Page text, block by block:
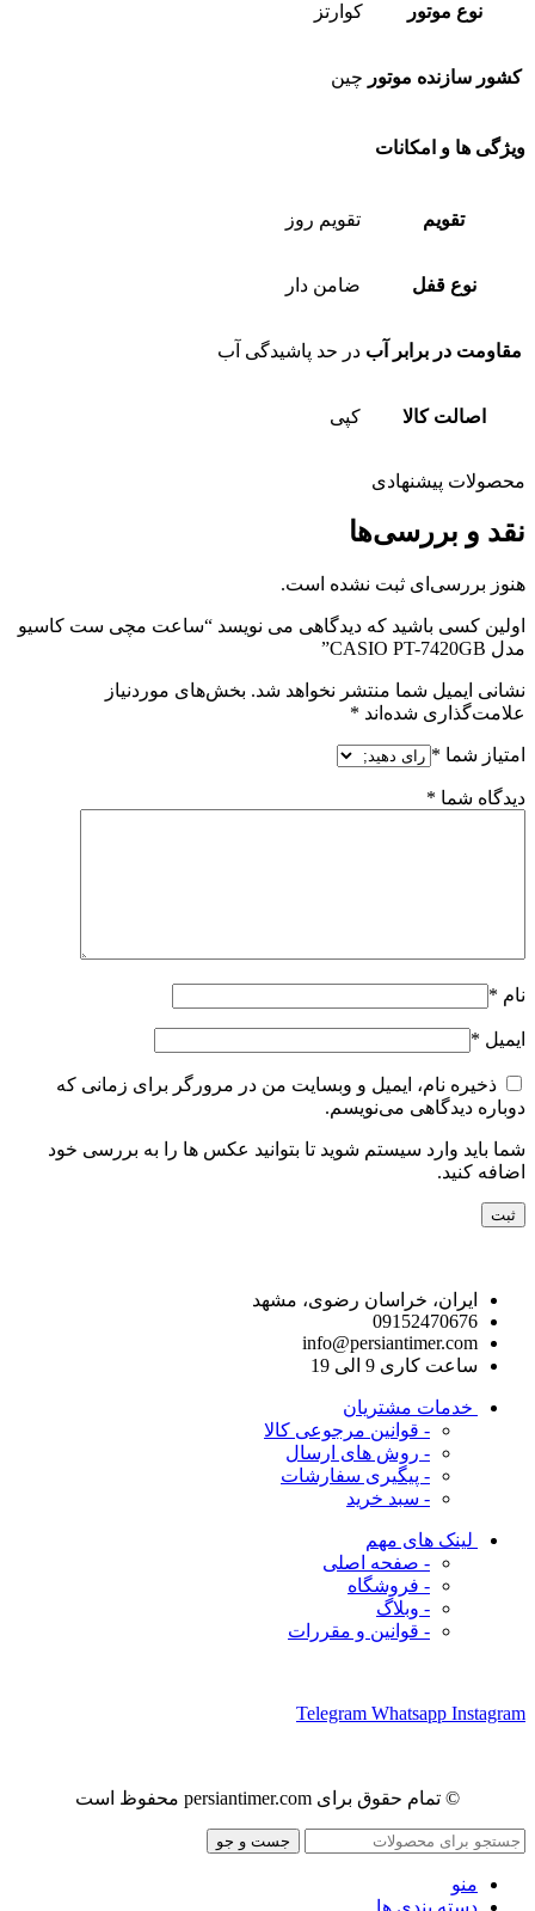
نوع موتور کوارتز
کشور سازنده موتور چین
ویژگی ها و امکانات
تقویم تقویم روز
نوع قفل ضامن دار
مقاومت در برابر آب در حد پاشیدگی آب
اصالت کالا کپی
محصولات پیشنهادی
نقد و بررسی‌ها
هنوز بررسی‌ای ثبت نشده است.
اولین کسی باشید که دیدگاهی می نویسد “ساعت مچی ست کاسیو
مدل CASIO PT-7420GB”
نشانی ایمیل شما منتشر نخواهد شد. بخش‌های موردنیاز
علامت‌گذاری شده‌اند *
امتیاز شما *
دیدگاه شما *
نام *
ایمیل *
ذخیره نام، ایمیل و وبسایت من در مرورگر برای زمانی که
دوباره دیدگاهی می‌نویسم.
شما باید وارد سیستم شوید تا بتوانید عکس ها را به بررسی خود
اضافه کنید.
ایران، خراسان رضوی، مشهد
09152470676
info@persiantimer.com
ساعت کاری 9 الی 19
خدمات مشتریان
- قوانین مرجوعی کالا
- روش های ارسال
- پیگیری سفارشات
- سبد خرید
لینک های مهم
- صفحه اصلی
- فروشگاه
- وبلاگ
- قوانین و مقررات
Telegram Whatsapp Instagram
© تمام حقوق برای persiantimer.com محفوظ است
جست و جو
منو